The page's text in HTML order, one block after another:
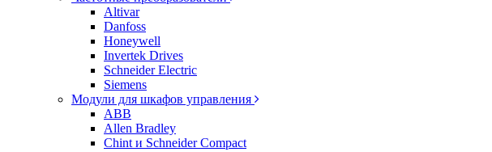
Altivar
Danfoss
Honeywell
Invertek Drives
Schneider Electric
Siemens
Модули для шкафов управления
ABB
Allen Bradley
Chint и Schneider Compact